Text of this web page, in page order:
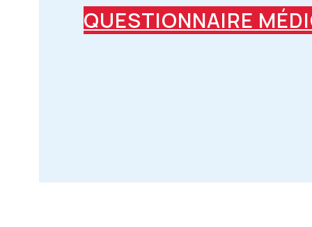
QUESTIONNAIRE